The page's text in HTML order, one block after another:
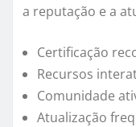
a reputação e a
Certificação
Recursos
Comunidade
Atualização